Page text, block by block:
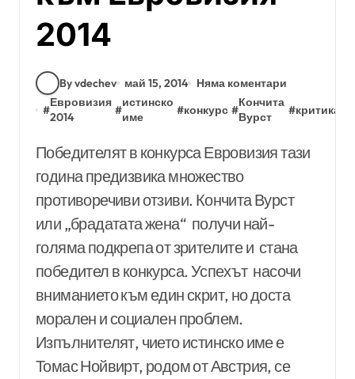
2014
By vdechev май 15, 2014
Няма коментари
#
Евровизия
2014
#
истинско
име
#конкурс #
Кончита
Вурст
#критика
Победителят в конкурса Евровизия тази
година предизвика множество
противоречиви отзиви. Кончита Вурст
или „брадатата жена“ получи най-
голяма подкрепа от зрителите и стана
победител в конкурса. Успехът насочи
вниманието към един скрит, но доста
морален и социален проблем.
Изпълнителят, чието истинско име е
Томас Нойвирт, родом от Австрия, се